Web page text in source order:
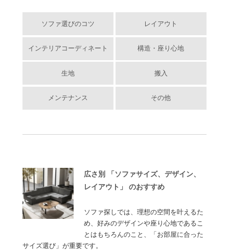
ソファ選びのコツ レイアウト
インテリアコーディネート 構造・座り心地
生地 搬入
メンテナンス その他
広さ別 「ソファサイズ、デザイン、
レイアウト」 のおすすめ
ソファ探しでは、理想の空間を叶えるた
め、好みのデザインや座り心地であるこ
とはもちろんのこと、「お部屋に合った
サイズ選び」が重要です。